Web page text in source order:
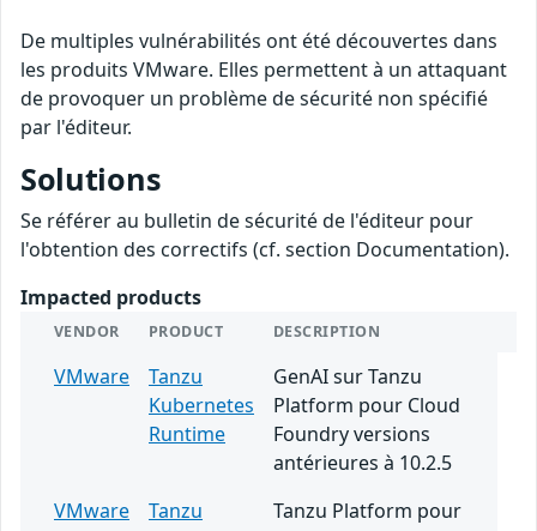
De multiples vulnérabilités ont été découvertes dans
les produits VMware. Elles permettent à un attaquant
de provoquer un problème de sécurité non spécifié
par l'éditeur.
Solutions
Se référer au bulletin de sécurité de l'éditeur pour
l'obtention des correctifs (cf. section Documentation).
Impacted products
VENDOR PRODUCT DESCRIPTION
VMware
Tanzu
Kubernetes
Runtime
GenAI sur Tanzu
Platform pour Cloud
Foundry versions
antérieures à 10.2.5
VMware
Tanzu
Tanzu Platform pour